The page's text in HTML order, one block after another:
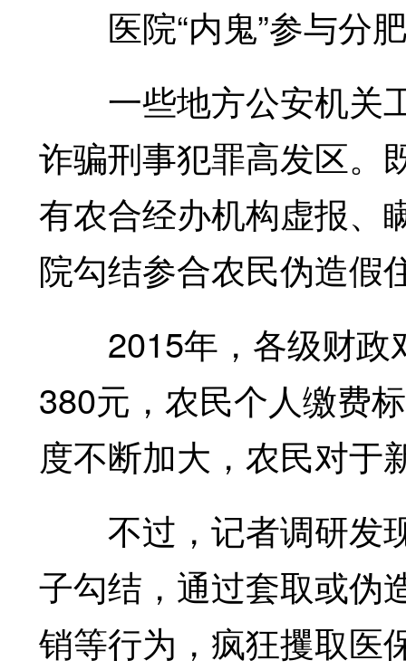
医院“内鬼”参与分肥
一些地方公安机关
诈骗刑事犯罪高发区。
有农合经办机构虚报、
院勾结参合农民伪造假
2015年，各级财政
380元，农民个人缴费
度不断加大，农民对于
不过，记者调研发
子勾结，通过套取或伪
销等行为，疯狂攫取医